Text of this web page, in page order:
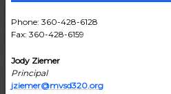
Phone: 360-428-6128
Fax: 360-428-6159
Jody Ziemer
Principal
jziemer@mvsd320.org